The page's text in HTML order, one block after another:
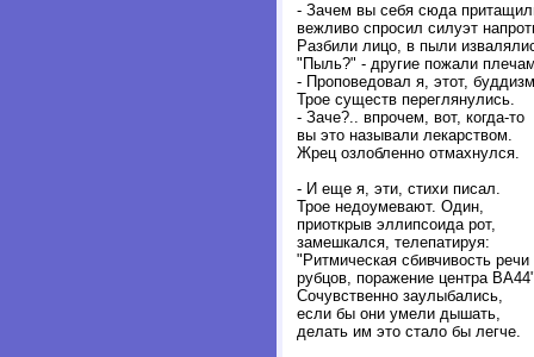
- Зачем вы себя сюда
вежливо спросил силуэт
Разбили лицо, в пыли
"Пыль?" - другие пожали
- Проповедовал я, этот,
Трое существ переглянулись.
- Заче?.. впрочем, вот, когда-то
вы это называли лекарством.
Жрец озлобленно отмахнулся.
- И еще я, эти, стихи писал.
Трое недоумевают. Один,
приоткрыв эллипсоида рот,
замешкался, телепатируя:
"Ритмическая сбивчивость речи
рубцов, поражение центра
Сочувственно заулыбались,
если бы они умели дышать,
делать им это стало бы легче.